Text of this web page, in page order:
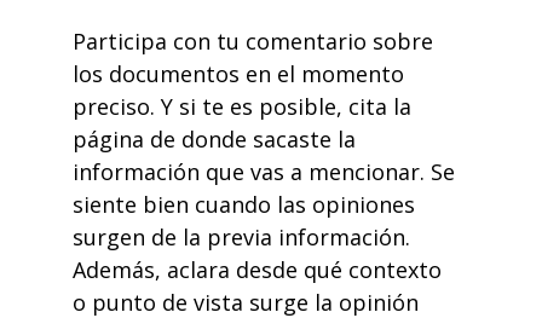
Participa con tu comentario sobre
los documentos en el momento
preciso. Y si te es posible, cita la
página de donde sacaste la
información que vas a mencionar. Se
siente bien cuando las opiniones
surgen de la previa información.
Además, aclara desde qué contexto
o punto de vista surge la opinión